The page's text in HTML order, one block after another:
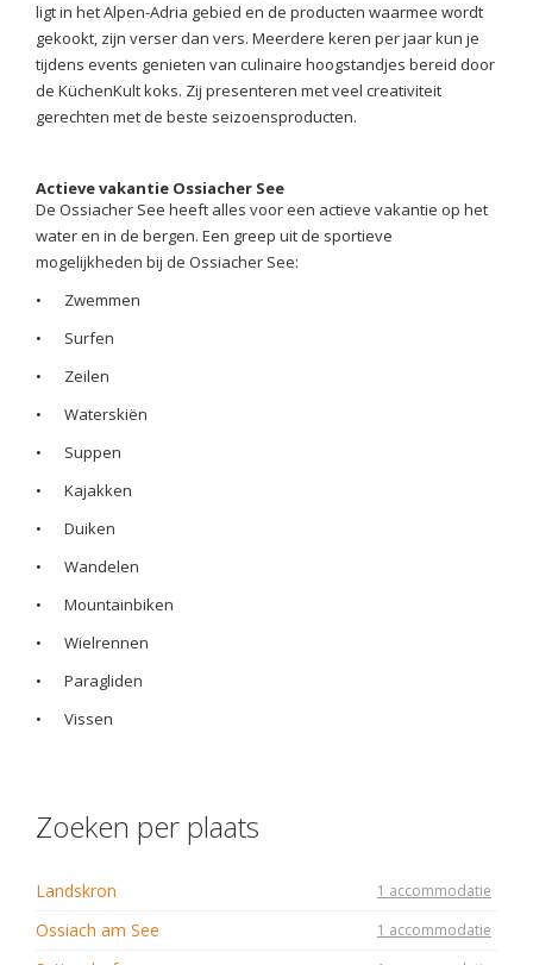
ligt in het Alpen-Adria gebied en de producten waarmee wordt
gekookt, zijn verser dan vers. Meerdere keren per jaar kun je
tijdens events genieten van culinaire hoogstandjes bereid door
de KüchenKult koks. Zij presenteren met veel creativiteit
gerechten met de beste seizoensproducten.
Actieve vakantie Ossiacher See
De Ossiacher See heeft alles voor een actieve vakantie op het
water en in de bergen. Een greep uit de sportieve
mogelijkheden bij de Ossiacher See:
•
Zwemmen
•
Surfen
•
Zeilen
•
Waterskiën
•
Suppen
•
Kajakken
•
Duiken
•
Wandelen
•
Mountainbiken
•
Wielrennen
•
Paragliden
•
Vissen
Zoeken per plaats
Landskron 1 accommodatie
Ossiach am See 1 accommodatie